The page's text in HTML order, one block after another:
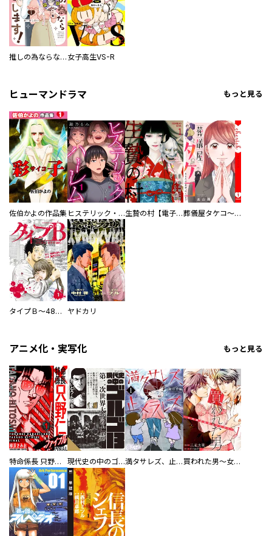
推しの為ならなんでもします！ 女子高生VS-R
ヒューマンドラマ もっと見る
佐伯かよの作品集 ヒステリック・ハーレム～搾られる男と堕ちる女～【電子単行本版】 生贄の村【電子単行本版】 葬儀屋タケコ～あなたの最期、叶えます【電子単行本版】
タイプＢ～48時間後、致死率100％～【単話】 ヤドカリ
アニメ化・実写化 もっと見る
特命係長 只野仁ファイナル 愛蔵版 現代史の中のゴルゴ13 満タサレズ、止メラレズ 買われた男～女性限定快感セラピスト～【描き下ろしおまけ付き特装版】